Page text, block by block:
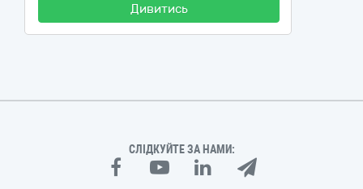
Дивитись
СЛІДКУЙТЕ ЗА НАМИ: